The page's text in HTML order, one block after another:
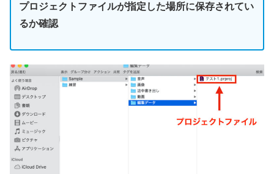
プロジェクトファイルが指定した場所に保存されてい
るか確認